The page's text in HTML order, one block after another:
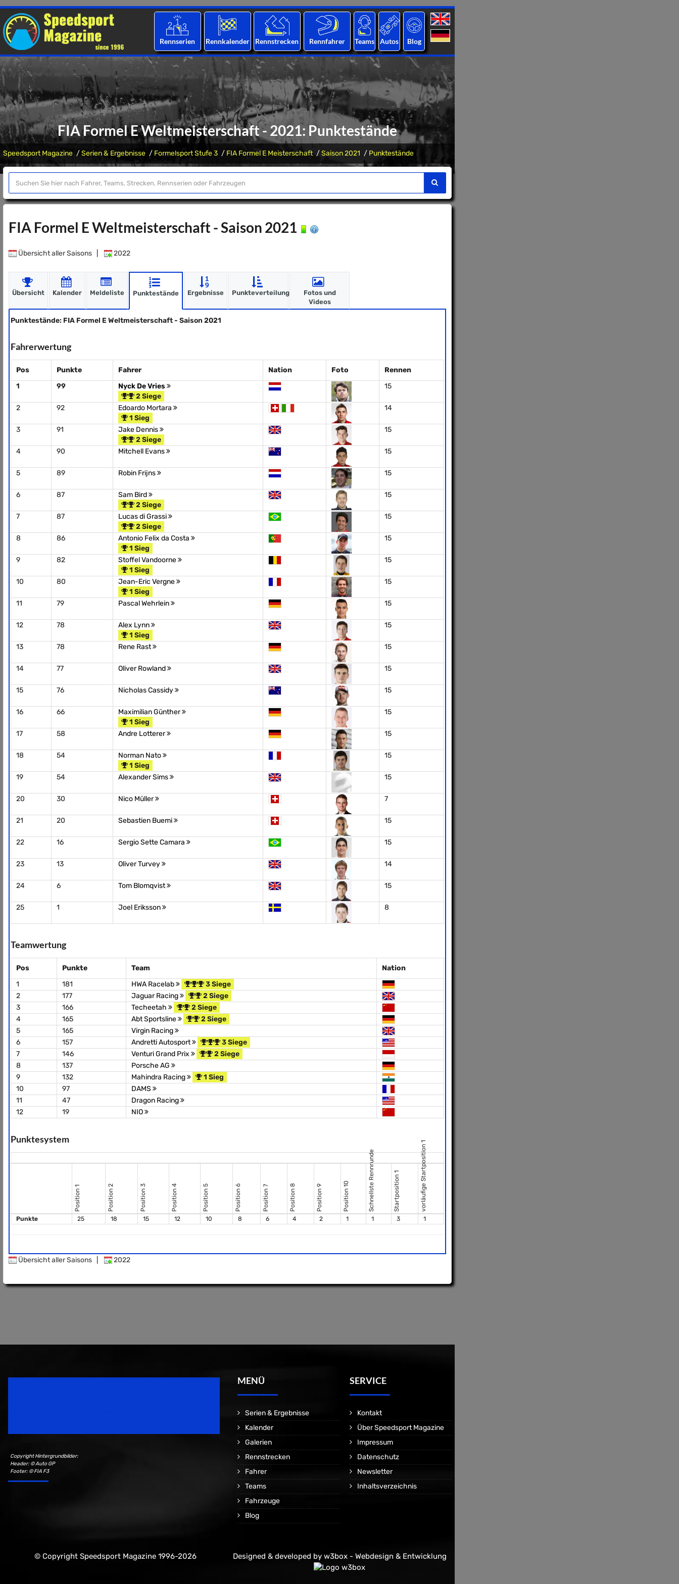
Rennserien Rennkalender Rennstrecken Rennfahrer Teams Autos Blog
FIA Formel E Weltmeisterschaft - 2021: Punktestände
Speedsport Magazine Serien & Ergebnisse Formelsport Stufe 3 FIA Formel E Meisterschaft Saison 2021 Punktestände
FIA Formel E Weltmeisterschaft - Saison 2021
Übersicht aller Saisons 2022
Übersicht Kalender Meldeliste Punktestände Ergebnisse Punkteverteilung
Fotos und
Videos
Punktestände: FIA Formel E Weltmeisterschaft - Saison 2021
Fahrerwertung
Pos Punkte Fahrer Nation Foto
Rennen
1
99
Nyck De Vries
2 Siege
15
2 92
Edoardo Mortara
1 Sieg
14
3 91
Jake Dennis
2 Siege
15
4 90 Mitchell Evans 15
5 89 Robin Frijns 15
6 87
Sam Bird
2 Siege
15
7 87
Lucas di Grassi
2 Siege
15
8 86
Antonio Felix da Costa
1 Sieg
15
9 82
Stoffel Vandoorne
1 Sieg
15
10 80
Jean-Eric Vergne
1 Sieg
15
11 79 Pascal Wehrlein 15
12 78
Alex Lynn
1 Sieg
15
13 78 Rene Rast 15
14 77 Oliver Rowland 15
15 76 Nicholas Cassidy 15
16 66
Maximilian Günther
1 Sieg
15
17 58 Andre Lotterer 15
18 54
Norman Nato
1 Sieg
15
19 54 Alexander Sims 15
20 30 Nico Müller 7
21 20 Sebastien Buemi 15
22 16 Sergio Sette Camara 15
23 13 Oliver Turvey 14
24 6 Tom Blomqvist 15
25 1 Joel Eriksson 8
Teamwertung
Pos Punkte Team
Nation
1
181 HWA Racelab
3 Siege
2
177 Jaguar Racing
2 Siege
3
166 Techeetah
2 Siege
4
165 Abt Sportsline
2 Siege
5
165
Virgin Racing
6
157 Andretti Autosport
3 Siege
7
146 Venturi Grand Prix
2 Siege
8
137
Porsche AG
9
132 Mahindra Racing
1 Sieg
10
97
DAMS
11
47
Dragon Racing
12
19 NIO
Punktesystem
Position 1 Position 2 Position 3 Position 4 Position 5 Position 6 Position 7 Position 8 Position 9 Position 10 Schnellste Rennrunde Startposition 1 vorläufige Startposition 1
Punkte 25 18 15 12 10 8 6 4 2 1 1 3 1
Übersicht aller Saisons 2022
Copyright Hintergrundbilder:
Header: © Auto GP
Footer: © FIA F3
MENÜ
Serien & Ergebnisse
Kalender
Galerien
Rennstrecken
Fahrer
Teams
Fahrzeuge
Blog
SERVICE
Kontakt
Über Speedsport Magazine
Impressum
Datenschutz
Newsletter
Inhaltsverzeichnis
© Copyright Speedsport Magazine 1996-2026 Designed & developed by w3box - Webdesign & Entwicklung